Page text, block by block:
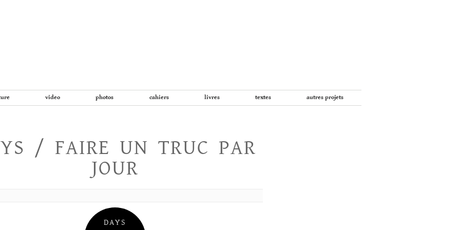
video photos cahiers livres textes autres projets
/ FAIRE UN TRUC PAR
JOUR
DAYS